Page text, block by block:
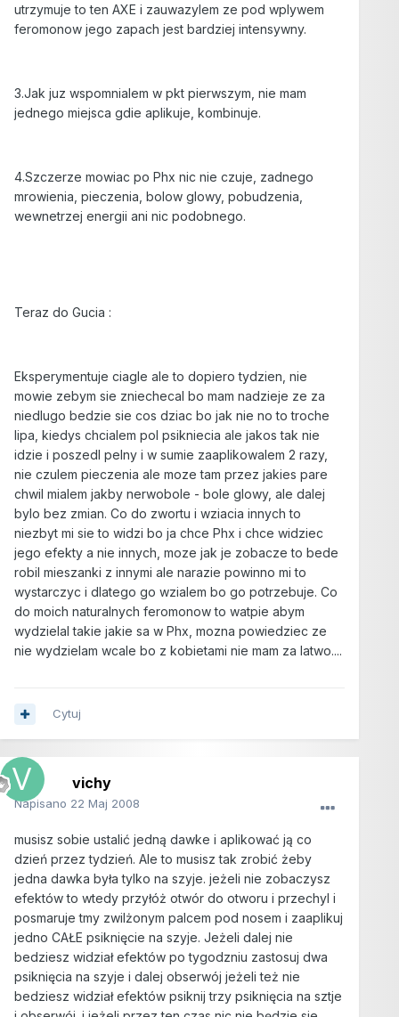
utrzymuje to ten AXE i zauwazylem ze pod wplywem
feromonow jego zapach jest bardziej intensywny.
3.Jak juz wspomnialem w pkt pierwszym, nie mam
jednego miejsca gdie aplikuje, kombinuje.
4.Szczerze mowiac po Phx nic nie czuje, zadnego
mrowienia, pieczenia, bolow glowy, pobudzenia,
wewnetrzej energii ani nic podobnego.
Teraz do Gucia :
Eksperymentuje ciagle ale to dopiero tydzien, nie
mowie zebym sie zniechecal bo mam nadzieje ze za
niedlugo bedzie sie cos dziac bo jak nie no to troche
lipa, kiedys chcialem pol psikniecia ale jakos tak nie
idzie i poszedl pelny i w sumie zaaplikowalem 2 razy,
nie czulem pieczenia ale moze tam przez jakies pare
chwil mialem jakby nerwobole - bole glowy, ale dalej
bylo bez zmian. Co do zwortu i wziacia innych to
niezbyt mi sie to widzi bo ja chce Phx i chce widziec
jego efekty a nie innych, moze jak je zobacze to bede
robil mieszanki z innymi ale narazie powinno mi to
wystarczyc i dlatego go wzialem bo go potrzebuje. Co
do moich naturalnych feromonow to watpie abym
wydzielal takie jakie sa w Phx, mozna powiedziec ze
nie wydzielam wcale bo z kobietami nie mam za latwo....
Cytuj
vichy
Napisano 22 Maj 2008
musisz sobie ustalić jedną dawke i aplikować ją co
dzień przez tydzień. Ale to musisz tak zrobić żeby
jedna dawka była tylko na szyje. jeżeli nie zobaczysz
efektów to wtedy przyłóż otwór do otworu i przechyl i
posmaruje tmy zwilżonym palcem pod nosem i zaaplikuj
jedno CAŁE psiknięcie na szyje. Jeżeli dalej nie
bedziesz widział efektów po tygodzniu zastosuj dwa
psiknięcia na szyje i dalej obserwój jeżeli też nie
bedziesz widział efektów psiknij trzy psiknięcia na sztje